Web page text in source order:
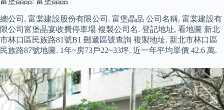
總公司, 富棠建設股份有限公司. 富堡晶品 公司名稱, 富棠建設有
限公司富堡晶宴收費停車場 複製公司名. 登記地址, 看地圖 新北
市林口區民族路81號B1 郵遞區號查詢 複製地址. 新北市林口區
民族路87號地圖. 1年~房73戶22~33坪. 近一年平均單價 42.6 萬.